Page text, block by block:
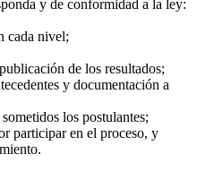
y de conformidad a la ley:
cada nivel;
de los resultados;
y documentación a
los postulantes;
participar en el proceso, y